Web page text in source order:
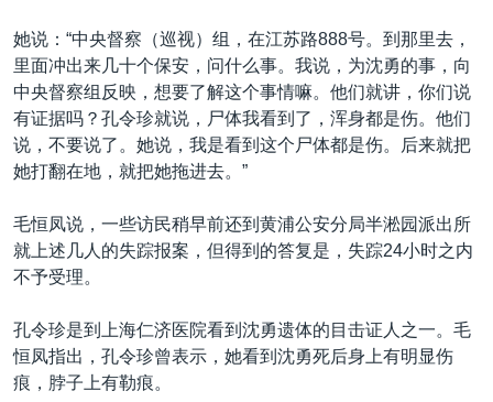
她说：“中央督察（巡视）组，在江苏路888号。到那里去，
里面冲出来几十个保安，问什么事。我说，为沈勇的事，向
中央督察组反映，想要了解这个事情嘛。他们就讲，你们说
有证据吗？孔令珍就说，尸体我看到了，浑身都是伤。他们
说，不要说了。她说，我是看到这个尸体都是伤。后来就把
她打翻在地，就把她拖进去。”
毛恒凤说，一些访民稍早前还到黄浦公安分局半淞园派出所
就上述几人的失踪报案，但得到的答复是，失踪24小时之内
不予受理。
孔令珍是到上海仁济医院看到沈勇遗体的目击证人之一。毛
恒凤指出，孔令珍曾表示，她看到沈勇死后身上有明显伤
痕，脖子上有勒痕。